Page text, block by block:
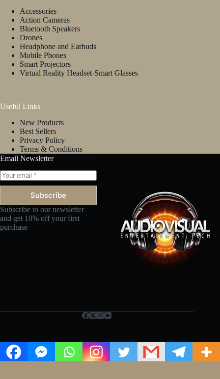
Accessories
Action Cameras
Bluetooth Speakers
Drones
Headphone and Earbuds
Mobile Phones
Smart Projectors
Virtual Reality Headset-Smart Glasses
Useful Links
New Products
Best Sellers
Privacy Policy
Terms & Conditions
Email Newsletter
Subscribe
Subscribe to our newsletter
and get 10% off your first
purchase
Copyright © Terms and Conditionyou can also check
Privacy Policy